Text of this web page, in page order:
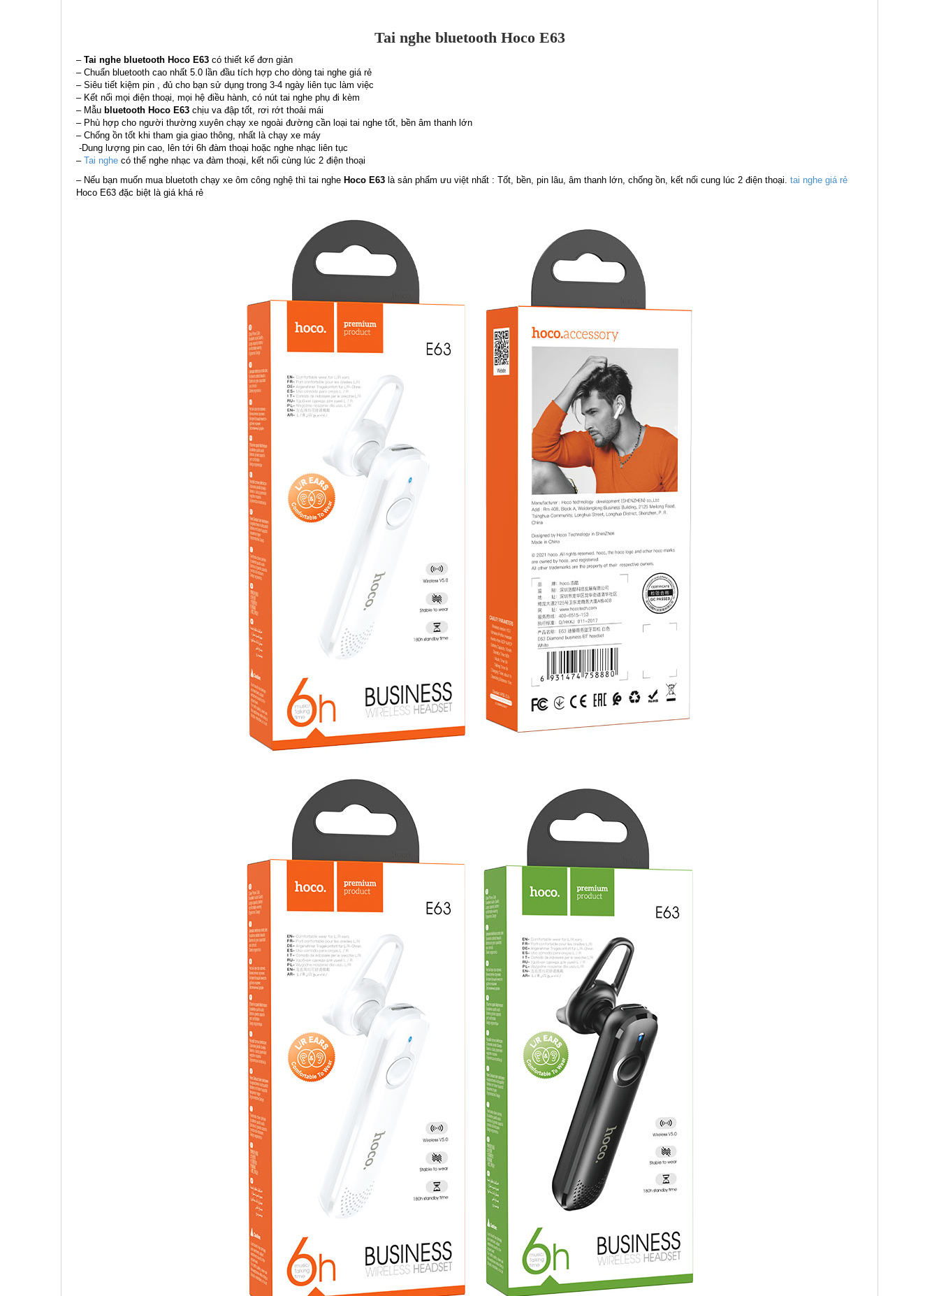
Tai nghe bluetooth Hoco E63
– Tai nghe bluetooth Hoco E63 có thiết kế đơn giản
– Chuẩn bluetooth cao nhất 5.0 lần đầu tích hợp cho dòng tai nghe giá rẻ
– Siêu tiết kiệm pin , đủ cho bạn sử dụng trong 3-4 ngày liên tục làm việc
– Kết nối mọi điện thoại, mọi hệ điều hành, có nút tai nghe phụ đi kèm
– Mẫu bluetooth Hoco E63 chịu va đập tốt, rơi rớt thoải mái
– Phù hợp cho người thường xuyên chạy xe ngoài đường cần loại tai nghe tốt, bền âm thanh lớn
– Chống ồn tốt khi tham gia giao thông, nhất là chạy xe máy
-Dung lượng pin cao, lên tới 6h đàm thoại hoặc nghe nhạc liên tục
– Tai nghe có thể nghe nhạc va đàm thoại, kết nối cùng lúc 2 điện thoại
– Nếu bạn muốn mua bluetoth chạy xe ôm công nghệ thì tai nghe Hoco E63 là sản phẩm ưu việt nhất : Tốt, bền, pin lâu, âm thanh lớn, chống ồn, kết nối cung lúc 2 điện thoại. tai nghe giá rẻ
Hoco E63 đặc biệt là giá khá rẻ